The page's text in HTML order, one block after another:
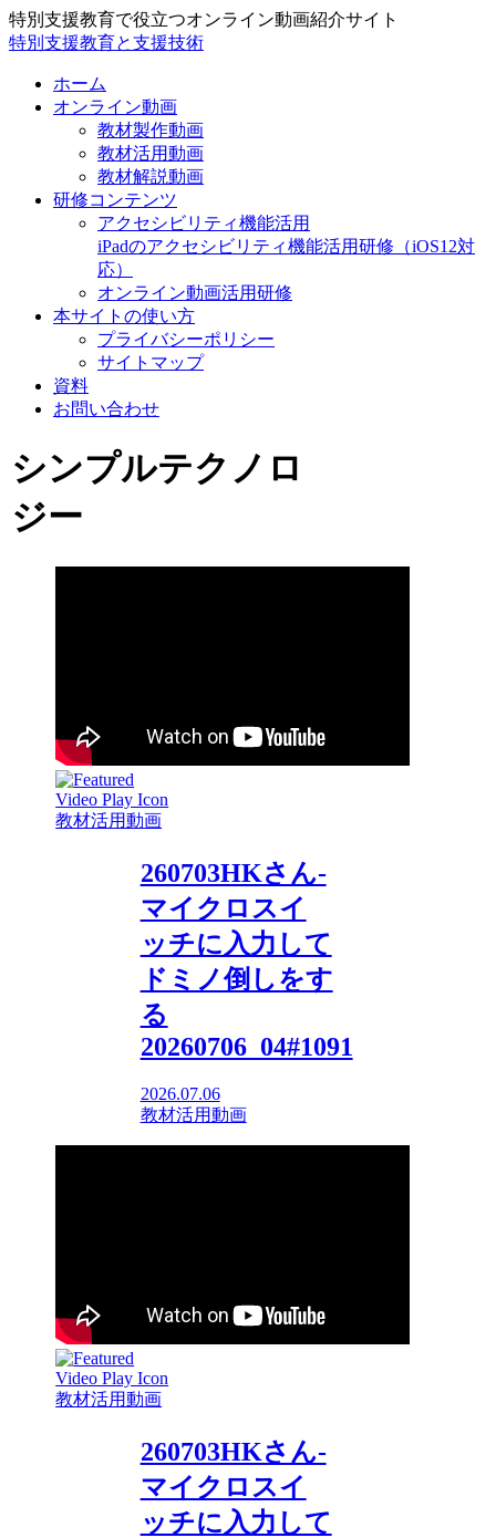
特別支援教育で役立つオンライン動画紹介サイト
特別支援教育と支援技術
ホーム
オンライン動画
教材製作動画
教材活用動画
教材解説動画
研修コンテンツ
アクセシビリティ機能活用
iPadのアクセシビリティ機能活用研修（iOS12対
応）
オンライン動画活用研修
本サイトの使い方
プライバシーポリシー
サイトマップ
資料
お問い合わせ
シンプルテクノロ
ジー
教材活用動画
260703HKさん-
マイクロスイ
ッチに入力して
ドミノ倒しをす
る
20260706_04#1091
2026.07.06
教材活用動画
教材活用動画
260703HKさん-
マイクロスイ
ッチに入力して